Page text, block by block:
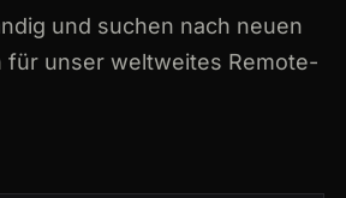
und suchen nach neuen
für unser weltweites Remote-